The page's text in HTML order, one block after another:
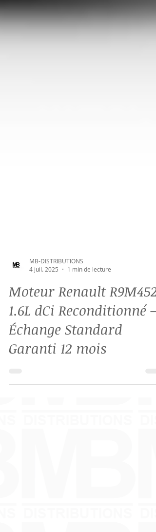
4 juil. 2025
1 min de lecture
Moteur Renault R9M452
1.6L dCi Reconditionné –
Échange Standard